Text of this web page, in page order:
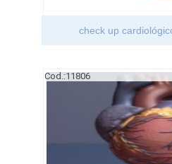
check up
Cod.:11806